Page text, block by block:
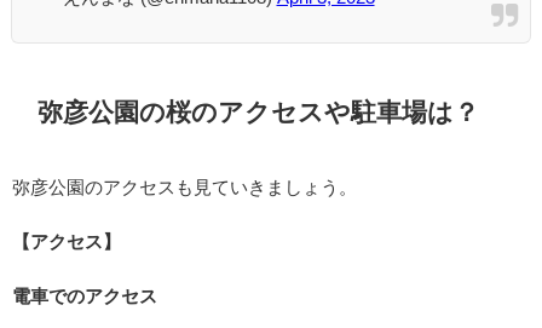
弥彦公園の桜のアクセスや駐車場は？
弥彦公園のアクセスも見ていきましょう。
【アクセス】
電車でのアクセス